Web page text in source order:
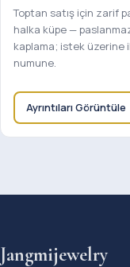
Toptan satış için zarif
halka küpe —
kaplama; istek
numune.
Ayrıntıları Görüntüle
Jangmijewelry